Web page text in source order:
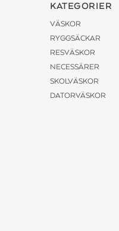
KATEGORIER
VÄSKOR
RYGGSÄCKAR
RESVÄSKOR
NECESSÄRER
SKOLVÄSKOR
DATORVÄSKOR